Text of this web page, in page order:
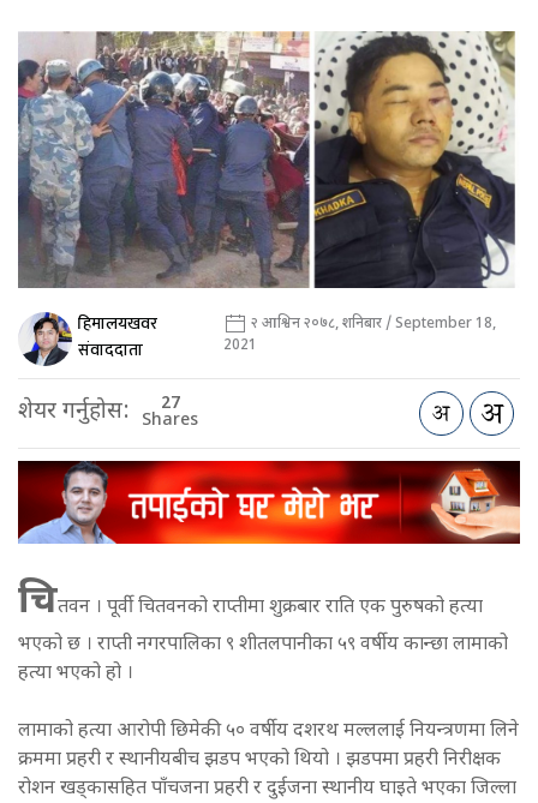
हिमालयखवर
संवाददाता
२ आश्विन २०७८, शनिबार / September 18,
2021
शेयर गर्नुहोस: 27
Shares
चितवन । पूर्वी चितवनको राप्तीमा शुक्रबार राति एक पुरुषको हत्या
भएको छ । राप्ती नगरपालिका ९ शीतलपानीका ५९ वर्षीय कान्छा लामाको
हत्या भएको हो ।
लामाको हत्या आरोपी छिमेकी ५० वर्षीय दशरथ मल्ललाई नियन्त्रणमा लिने
क्रममा प्रहरी र स्थानीयबीच झडप भएको थियो । झडपमा प्रहरी निरीक्षक
रोशन खड्कासहित पाँचजना प्रहरी र दुईजना स्थानीय घाइते भएका जिल्ला